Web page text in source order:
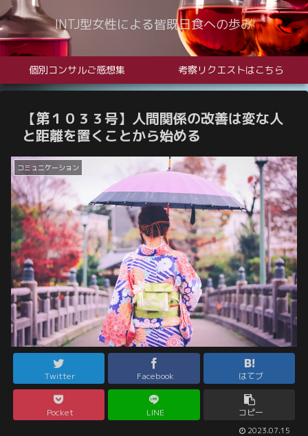
INTJ型女性による皆既日食への歩み
個別コンサルご感想集 考察リクエストはこちら
【第１０３３号】人間関係の改善は変な人
と距離を置くことから始める
コミュニケーション
Twitter Facebook はてブ
Pocket LINE コピー
2023.07.15